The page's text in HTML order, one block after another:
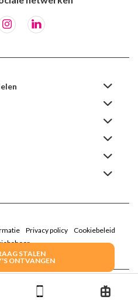
STALEN
ONTVANGEN
Privacy policy
Cookiebeleid
- De Roze Doos